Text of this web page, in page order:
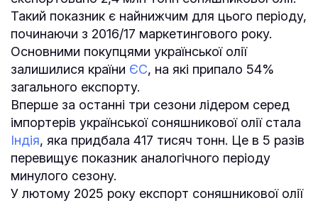
Такий показник є найнижчим для цього періоду,
починаючи з 2016/17 маркетингового року.
Основними покупцями української олії
залишилися країни ЄС, на які припало 54%
загального експорту.
Вперше за останні три сезони лідером серед
імпортерів української соняшникової олії стала
Індія, яка придбала 417 тисяч тонн. Це в 5 разів
перевищує показник аналогічного періоду
минулого сезону.
У лютому 2025 року експорт соняшникової олії